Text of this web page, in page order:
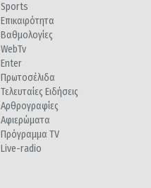
Sports
Επικαιρότητα
Βαθμολογίες
WebTv
Enter
Πρωτοσέλιδα
Τελευταίες Ειδήσεις
Αρθρογραφίες
Αφιερώματα
Πρόγραμμα TV
Live-radio